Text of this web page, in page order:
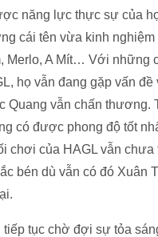
năng lực thực sự của
cái tên vừa kinh nghiệm
Merlo, A Mít… Với những
họ vẫn đang gặp vấn
vẫn chấn thương.
có được phong độ tốt
chơi của HAGL vẫn
bén dù vẫn có đó
tục chờ đợi sự tỏa